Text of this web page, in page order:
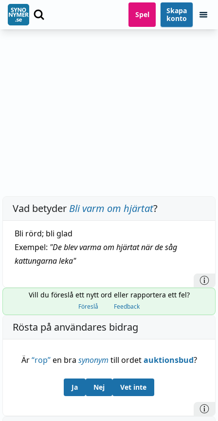
Spel
Skapa
konto
Vad betyder Bli varm om hjärtat?
Bli rörd; bli glad
Exempel: "De blev varma om hjärtat när de såg
kattungarna leka"
Vill du föreslå ett nytt ord eller rapportera ett fel?
Föreslå Feedback
Rösta på användares bidrag
Är“rop”en bra synonym till ordetauktionsbud?
Ja Nej Vet inte